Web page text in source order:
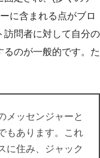
に含まれる点がブロ
訪問者に対して自分の
るのが一般的です。た
メッセンジャーと
もあります。これ
に住み、ジャック